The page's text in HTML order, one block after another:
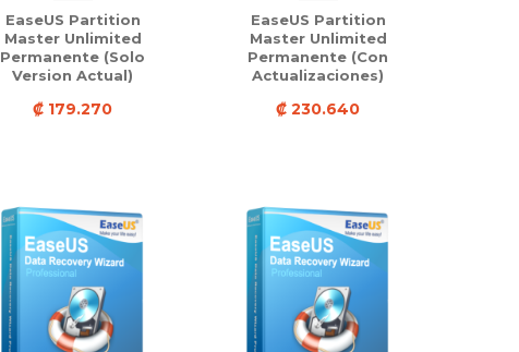
EaseUS Partition
Master Unlimited
Permanente (solo
Version Actual)
₡ 179.270
EaseUS Partition
Master Unlimited
Permanente (con
Actualizaciones)
₡ 230.640